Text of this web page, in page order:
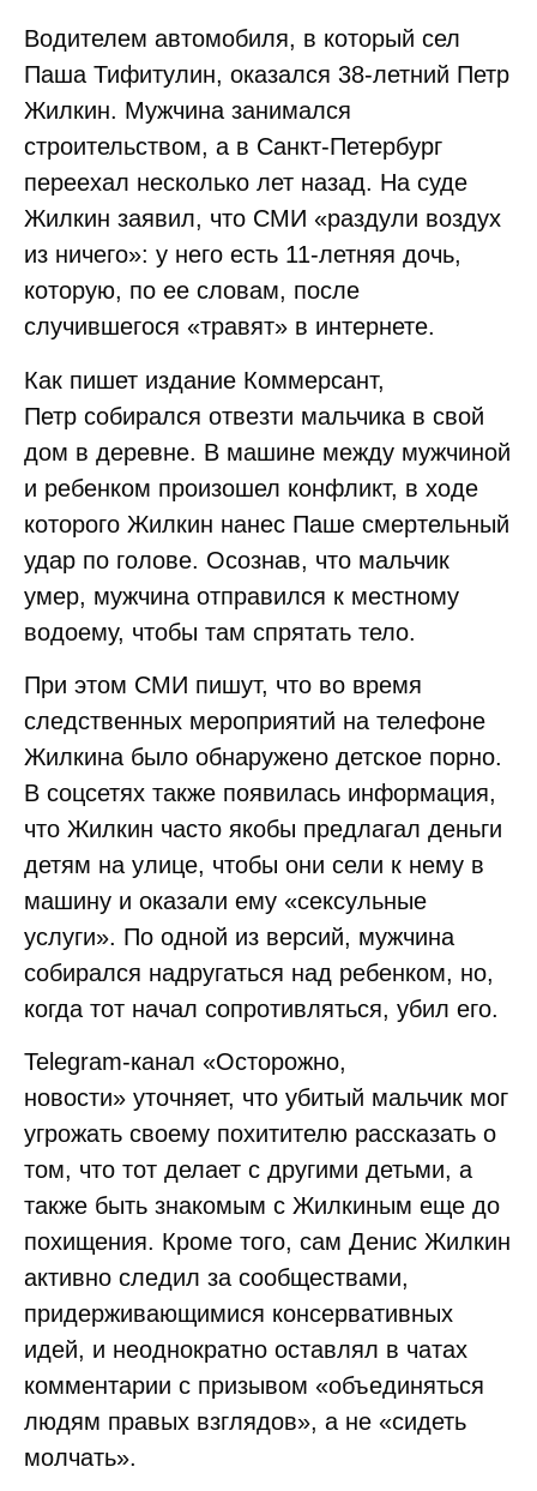
Водителем автомобиля, в который сел
Паша Тифитулин, оказался 38-летний Петр
Жилкин. Мужчина занимался
строительством, а в Санкт-Петербург
переехал несколько лет назад. На суде
Жилкин заявил, что СМИ «раздули воздух
из ничего»: у него есть 11-летняя дочь,
которую, по ее словам, после
случившегося «травят» в интернете.
Как пишет издание Коммерсант,
Петр собирался отвезти мальчика в свой
дом в деревне. В машине между мужчиной
и ребенком произошел конфликт, в ходе
которого Жилкин нанес Паше смертельный
удар по голове. Осознав, что мальчик
умер, мужчина отправился к местному
водоему, чтобы там спрятать тело.
При этом СМИ пишут, что во время
следственных мероприятий на телефоне
Жилкина было обнаружено детское порно.
В соцсетях также появилась информация,
что Жилкин часто якобы предлагал деньги
детям на улице, чтобы они сели к нему в
машину и оказали ему «сексульные
услуги». По одной из версий, мужчина
собирался надругаться над ребенком, но,
когда тот начал сопротивляться, убил его.
Telegram-канал «Осторожно,
новости» уточняет, что убитый мальчик мог
угрожать своему похитителю рассказать о
том, что тот делает с другими детьми, а
также быть знакомым с Жилкиным еще до
похищения. Кроме того, сам Денис Жилкин
активно следил за сообществами,
придерживающимися консервативных
идей, и неоднократно оставлял в чатах
комментарии с призывом «объединяться
людям правых взглядов», а не «сидеть
молчать».